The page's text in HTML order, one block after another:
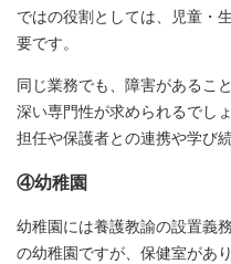
ではの役割としては、児童・
要です。
同じ業務でも、障害があるこ
深い専門性が求められるでし
担任や保護者との連携や学び
④幼稚園
幼稚園には養護教諭の設置義
の幼稚園ですが、保健室があ